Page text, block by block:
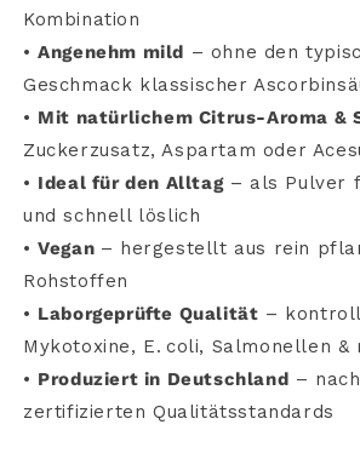
Kombination
•Angenehm mild – ohne den
Geschmack klassischer
• Mit natürlichem Citrus-Aroma &
Zuckerzusatz,Aspartam oder
• Ideal fürden Alltag– als Pulver
undschnell löslich
•Vegan – hergestellt aus rein
Rohstoffen
• Laborgeprüfte Qualität –
Mykotoxine, E. coli, Salmonellen &
• Produziert in Deutschland – nach
zertifizierten Qualitätsstandards